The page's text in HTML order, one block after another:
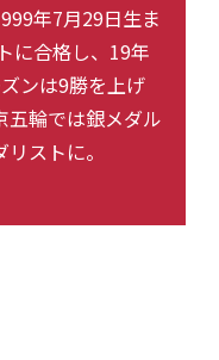
年7月29日生ま
に合格し、19年
ンは9勝を上げ
五輪では銀メダル
ストに。